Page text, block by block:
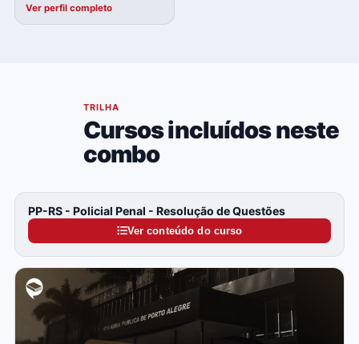
Ver perfil completo
TRILHA
Cursos incluídos neste
combo
PP-RS - Policial Penal - Resolução de Questões
Ver conteúdo do curso